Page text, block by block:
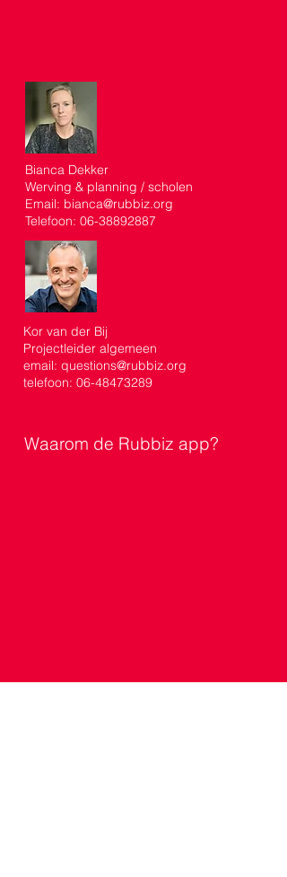
Bianca Dekker
Werving & planning / scholen
Email: bianca@rubbiz.org
Telefoon: 06-38892887
Kor van der Bij
Projectleider algemeen
email: questions@rubbiz.org
telefoon: 06-48473289
Waarom de Rubbiz app?